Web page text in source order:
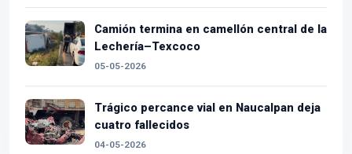
Camión termina en camellón central de la
Lechería–Texcoco
05-05-2026
Trágico percance vial en Naucalpan deja
cuatro fallecidos
04-05-2026